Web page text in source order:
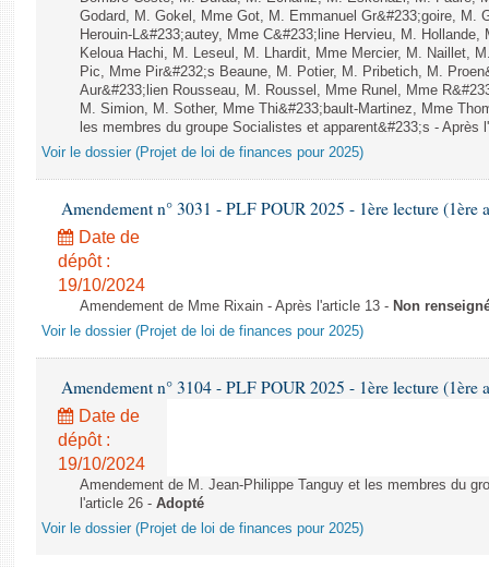
Godard, M. Gokel, Mme Got, M. Emmanuel Gr&#233;goire, M.
Herouin-L&#233;autey, Mme C&#233;line Hervieu, M.
Keloua Hachi, M. Leseul, M. Lhardit, Mme Mercier, M. Naillet,
Pic, Mme Pir&#232;s Beaune, M. Potier, M. Pribetich, M.
Aur&#233;lien Rousseau, M. Roussel, Mme Runel, Mme
M. Simion, M. Sother, Mme Thi&#233;bault-Martinez, Mme
les membres du groupe Socialistes et apparent&#233;s - Après
Voir le dossier (Projet de loi de finances pour 2025)
Amendement n° 3031 - PLF POUR 2025 - 1ère lecture (1ère
Date de
dépôt :
19/10/2024
Amendement de Mme Rixain - Après l'article 13 - Non
Voir le dossier (Projet de loi de finances pour 2025)
Amendement n° 3104 - PLF POUR 2025 - 1ère lecture (1ère
Date de
dépôt :
19/10/2024
Amendement de M. Jean-Philippe Tanguy et les membres du
l'article 26 - Adopté
Voir le dossier (Projet de loi de finances pour 2025)